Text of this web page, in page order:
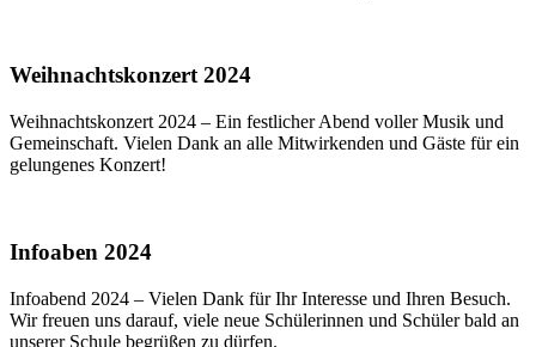
Weihnachtskonzert 2024
Weihnachtskonzert 2024 – Ein festlicher Abend voller Musik und
Gemeinschaft. Vielen Dank an alle Mitwirkenden und Gäste für ein
gelungenes Konzert!
Infoaben 2024
Infoabend 2024 – Vielen Dank für Ihr Interesse und Ihren Besuch.
Wir freuen uns darauf, viele neue Schülerinnen und Schüler bald an
unserer Schule begrüßen zu dürfen.